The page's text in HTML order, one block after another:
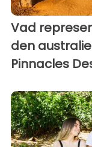
Vad
den
Pinnacles